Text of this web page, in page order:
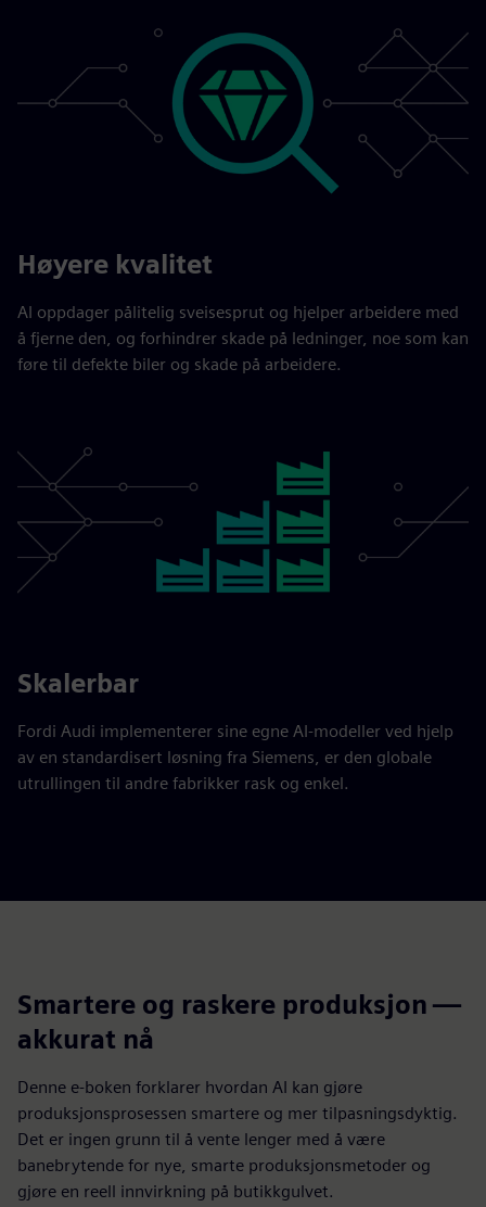
Høyere kvalitet
AI oppdager pålitelig sveisesprut og hjelper arbeidere med
å fjerne den, og forhindrer skade på ledninger, noe som kan
føre til defekte biler og skade på arbeidere.
Skalerbar
Fordi Audi implementerer sine egne AI-modeller ved hjelp
av en standardisert løsning fra Siemens, er den globale
utrullingen til andre fabrikker rask og enkel.
Smartere og raskere produksjon —
akkurat nå
Denne e-boken forklarer hvordan AI kan gjøre
produksjonsprosessen smartere og mer tilpasningsdyktig.
Det er ingen grunn til å vente lenger med å være
banebrytende for nye, smarte produksjonsmetoder og
gjøre en reell innvirkning på butikkgulvet.